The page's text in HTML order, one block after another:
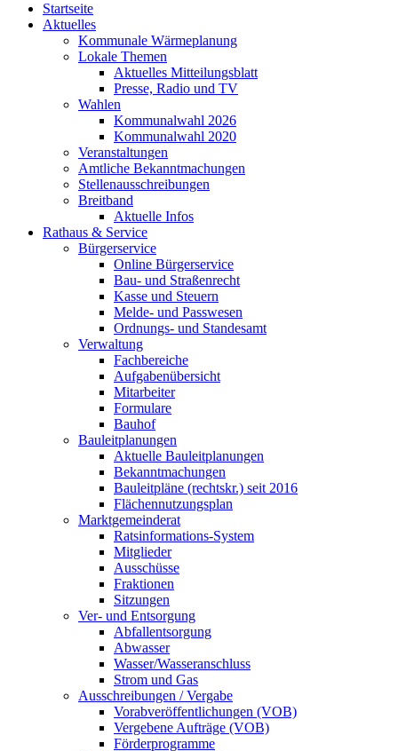
Startseite
Aktuelles
Kommunale Wärmeplanung
Lokale Themen
Aktuelles Mitteilungsblatt
Presse, Radio und TV
Wahlen
Kommunalwahl 2026
Kommunalwahl 2020
Veranstaltungen
Amtliche Bekanntmachungen
Stellenausschreibungen
Breitband
Aktuelle Infos
Rathaus & Service
Bürgerservice
Online Bürgerservice
Bau- und Straßenrecht
Kasse und Steuern
Melde- und Passwesen
Ordnungs- und Standesamt
Verwaltung
Fachbereiche
Aufgabenübersicht
Mitarbeiter
Formulare
Bauhof
Bauleitplanungen
Aktuelle Bauleitplanungen
Bekanntmachungen
Bauleitpläne (rechtskr.) seit 2016
Flächennutzungsplan
Marktgemeinderat
Ratsinformations-System
Mitglieder
Ausschüsse
Fraktionen
Sitzungen
Ver- und Entsorgung
Abfallentsorgung
Abwasser
Wasser/Wasseranschluss
Strom und Gas
Ausschreibungen / Vergabe
Vorabveröffentlichungen (VOB)
Vergebene Aufträge (VOB)
Förderprogramme